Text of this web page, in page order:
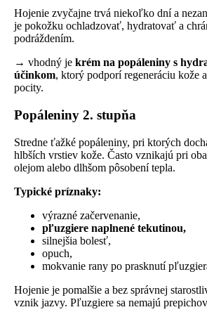
Hojenie zvyčajne trvá niekoľko dní a
je pokožku ochladzovať, hydratovať a
podráždením.
→ vhodný je krém na popáleniny s
účinkom, ktorý podporí regeneráciu kože
pocity.
Popáleniny 2. stupňa
Stredne ťažké popáleniny, pri ktorých
hlbších vrstiev kože. Často vznikajú pri
olejom alebo dlhšom pôsobení tepla.
Typické príznaky:
výrazné začervenanie,
pľuzgiere naplnené tekutinou,
silnejšia bolesť,
opuch,
mokvanie rany po prasknutí
Hojenie je pomalšie a bez správnej
vznik jazvy. Pľuzgiere sa nemajú